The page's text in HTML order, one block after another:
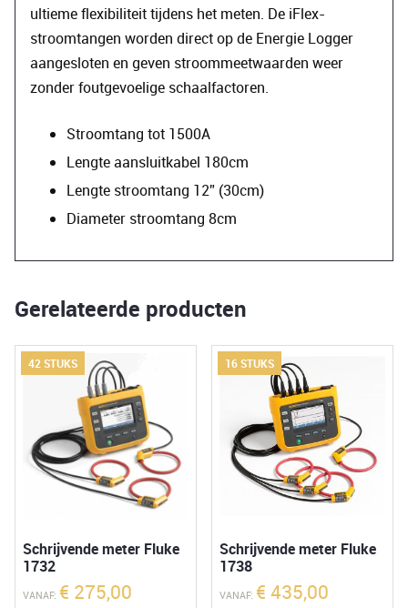
ultieme flexibiliteit tijdens het meten. De iFlex-
stroomtangen worden direct op de Energie Logger
aangesloten en geven stroommeetwaarden weer
zonder foutgevoelige schaalfactoren.
Stroomtang tot 1500A
Lengte aansluitkabel 180cm
Lengte stroomtang 12” (30cm)
Diameter stroomtang 8cm
Gerelateerde producten
42 STUKS
Schrijvende meter Fluke
1732
VANAF: € 275,00
16 STUKS
Schrijvende meter Fluke
1738
VANAF:€ 435,00